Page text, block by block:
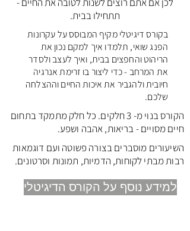
תתחילו בבית.
בקורס דיגיטלי מקיף המבוסס על עקרונות
הפנג שואי, תלמדו איך למקם נכון את
הריהוט והחפצים בבית, ואיך לעצב ולסדר
את המרחב - כדי ליצור בו זרימת אנרגיה
חיובית ולהגביר את איכות החיים וההצלחה
שלכם.
הקורס בנוי מ- 3 חלקים. כל חלק מתמקד בתחום
חיים מסויים - בריאות, אהבה ושפע.
השיעורים מוסברים בצורה פשוטה ועם דוגמאות
רבות מבתי לקוחות, הדמיות, תמונות וסרטונים.
למידע נוסף על הקורס הדיגיטלי